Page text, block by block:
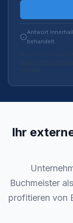
Antwort
behandelt.
Ihr
Buchmeister
profitieren von